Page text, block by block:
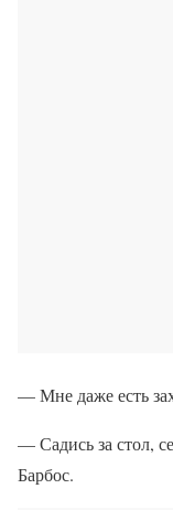
— Мне даже есть
— Садись за стол,
Барбос.